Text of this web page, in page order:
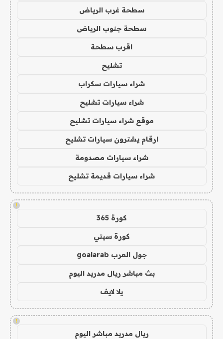
سطحة غرب الرياض
سطحة جنوب الرياض
اقرب سطحة
تشليح
شراء سيارات سكراب
شراء سيارات تشليح
موقع شراء سيارات تشليح
ارقام يشترون سيارات تشليح
شراء سيارات مصدومة
شراء سيارات قديمة تشليح
!
كورة 365
كورة سيتي
جول العرب goalarab
بث مباشر ريال مدريد اليوم
يلا لايف
!
ريال مدريد مباشر اليوم